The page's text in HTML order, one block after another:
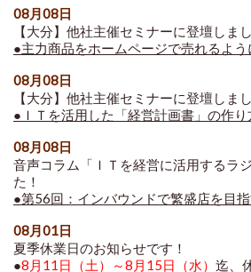
08月08日
【大分】他社主催セミナーに登壇しま
●主力商品をホームページで売れるよう
08月08日
【大分】他社主催セミナーに登壇しま
● ＩＴを活用した「経営計画書」の作
08月08日
音声コラム「ＩＴを経営に活用するラ
た！
●第56回：インバウンドで繁盛店を目指
08月01日
夏季休業日のお知らせです！
●8月11日（土）～8月15日（水） 迄、